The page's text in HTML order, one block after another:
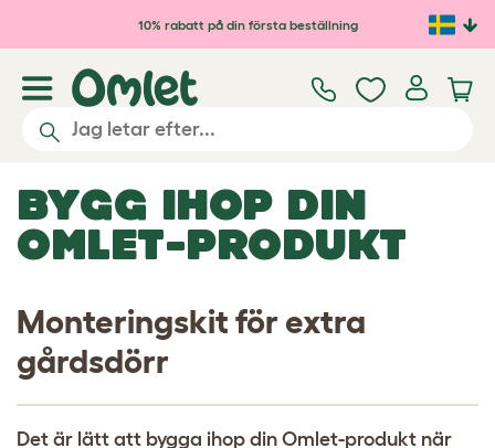
Hoppa till huvudinnehåll
10% rabatt på din första beställning
BYGG IHOP DIN
OMLET-PRODUKT
Monteringskit för extra
gårdsdörr
Det är lätt att bygga ihop din Omlet-produkt när